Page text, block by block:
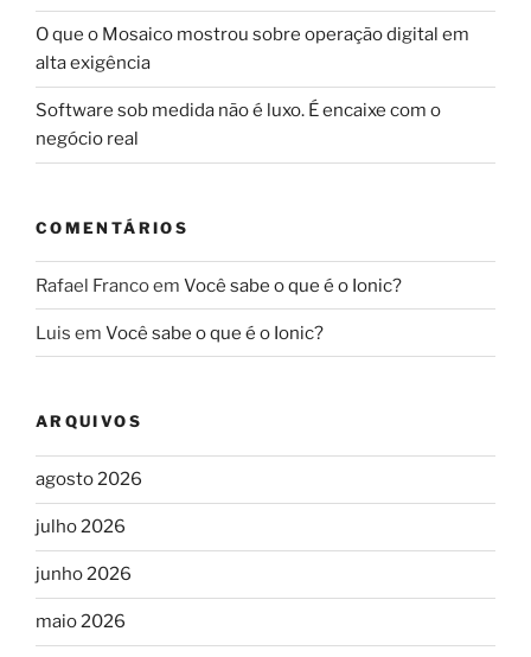
O que o Mosaico mostrou sobre operação digital em
alta exigência
Software sob medida não é luxo. É encaixe com o
negócio real
COMENTÁRIOS
Rafael Francoem Você sabe o que é o Ionic?
Luis em Você sabe o que é o Ionic?
ARQUIVOS
agosto 2026
julho 2026
junho 2026
maio 2026